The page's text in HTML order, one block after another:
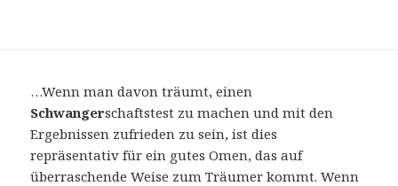
…Wenn man davon träumt, einen
Schwangerschaftstest zu machen und mit den
Ergebnissen zufrieden zu sein, ist dies
repräsentativ für ein gutes Omen, das auf
überraschende Weise zum Träumer kommt. Wenn